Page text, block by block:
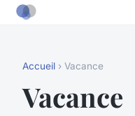
Accueil › Vacance
Vacance